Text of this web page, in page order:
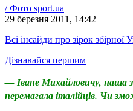
/Фото sport.ua
29 березня 2011, 14:42
Всі інсайди про зірок збірної
Дізнавайся першим
— Іване Михайловичу, наша
перемагала італійців. Чи